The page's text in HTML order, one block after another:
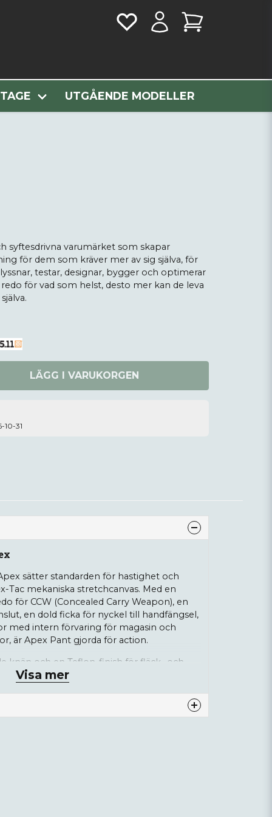
UTGÅENDE MODELLER
syftesdrivna varumärket som skapar
för dem som kräver mer av sig själva, för
testar, designar, bygger och optimerar
för vad som helst, desto mer kan de leva
LÄGG I VARUKORGEN
10-31
sätter standarden för hastighet och
Tac mekaniska stretchcanvas. Med en
för CCW (Concealed Carry Weapon), en
en dold ficka för nyckel till handfängsel,
med intern förvaring för magasin och
är Apex Pant gjorda för action.
knän och en Teflon-finish för fläck- och
för att bäras. Är du redo?
Visa mer
produkten...